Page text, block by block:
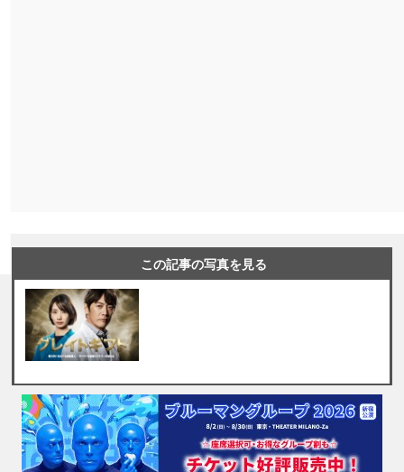
この記事の写真を見る